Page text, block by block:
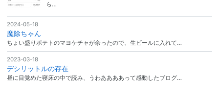
ら…
2024-05-18
魔除ちゃん
ちょい盛りポテトのマヨケチャが余ったので、生ビールに入れて…
2023-03-18
デシリットルの存在
昼に目覚めた寝床の中で読み、うわああああって感動したブログ…